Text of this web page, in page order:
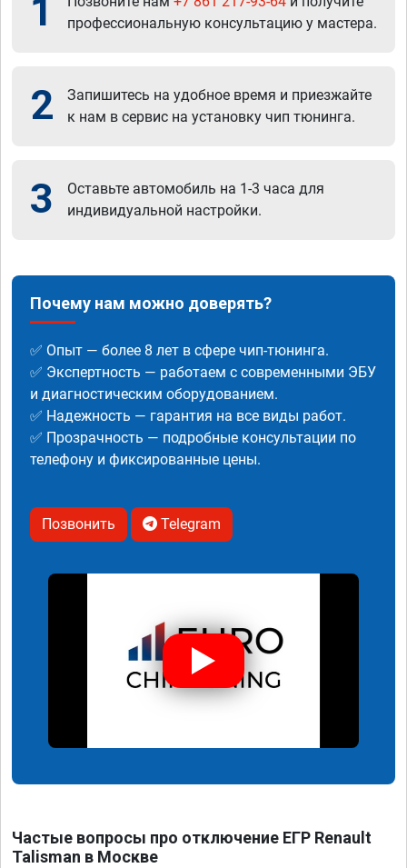
1
профессиональную консультацию у мастера.
2
Запишитесь на удобное время и приезжайте
к нам в сервис на установку чип тюнинга.
3
Оставьте автомобиль на 1-3 часа для
индивидуальной настройки.
Почему нам можно доверять?
✅ Опыт — более 8 лет в сфере чип-тюнинга.
✅ Экспертность — работаем с современными ЭБУ
и диагностическим оборудованием.
✅ Надежность — гарантия на все виды работ.
✅ Прозрачность — подробные консультации по
телефону и фиксированные цены.
Позвонить Telegram
Частые вопросы про отключение ЕГР Renault
Talisman в Москве